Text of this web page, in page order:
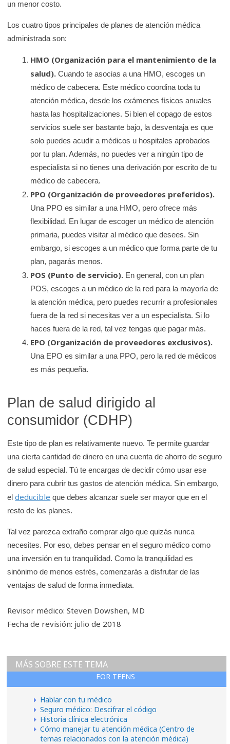
un menor costo.
Los cuatro tipos principales de planes de atención médica
administrada son:
HMO (Organización para el mantenimiento de la
salud). Cuando te asocias a una HMO, escoges un
médico de cabecera. Este médico coordina toda tu
atención médica, desde los exámenes físicos anuales
hasta las hospitalizaciones. Si bien el copago de estos
servicios suele ser bastante bajo, la desventaja es que
solo puedes acudir a médicos u hospitales aprobados
por tu plan. Además, no puedes ver a ningún tipo de
especialista si no tienes una derivación por escrito de tu
médico de cabecera.
PPO (Organización de proveedores preferidos).
Una PPO es similar a una HMO, pero ofrece más
flexibilidad. En lugar de escoger un médico de atención
primaria, puedes visitar al médico que desees. Sin
embargo, si escoges a un médico que forma parte de tu
plan, pagarás menos.
POS (Punto de servicio). En general, con un plan
POS, escoges a un médico de la red para la mayoría de
la atención médica, pero puedes recurrir a profesionales
fuera de la red si necesitas ver a un especialista. Si lo
haces fuera de la red, tal vez tengas que pagar más.
EPO (Organización de proveedores exclusivos).
Una EPO es similar a una PPO, pero la red de médicos
es más pequeña.
Plan de salud dirigido al
consumidor (CDHP)
Este tipo de plan es relativamente nuevo. Te permite guardar
una cierta cantidad de dinero en una cuenta de ahorro de seguro
de salud especial. Tú te encargas de decidir cómo usar ese
dinero para cubrir tus gastos de atención médica. Sin embargo,
eldeducible que debes alcanzar suele ser mayor que en el
resto de los planes.
Tal vez parezca extraño comprar algo que quizás nunca
necesites. Por eso, debes pensar en el seguro médico como
una inversión en tu tranquilidad. Como la tranquilidad es
sinónimo de menos estrés, comenzarás a disfrutar de las
ventajas de salud de forma inmediata.
Revisor médico: Steven Dowshen, MD
Fecha de revisión: julio de 2018
FOR TEENS
MÁS SOBRE ESTE TEMA
Hablar con tu médico
Seguro médico: Descifrar el código
Historia clínica electrónica
Cómo manejar tu atención médica (Centro de
temas relacionados con la atención médica)